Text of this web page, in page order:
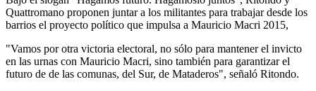
Quattromano proponen juntar a los militantes para trabajar desde los
barrios el proyecto político que impulsa a Mauricio Macri 2015,
"Vamos por otra victoria electoral, no sólo para mantener el invicto
en las urnas con Mauricio Macri, sino también para garantizar el
futuro de de las comunas, del Sur, de Mataderos", señaló Ritondo.